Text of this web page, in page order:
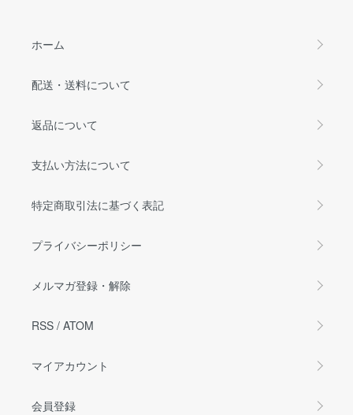
ホーム
配送・送料について
返品について
支払い方法について
特定商取引法に基づく表記
プライバシーポリシー
メルマガ登録・解除
RSS / ATOM
マイアカウント
会員登録